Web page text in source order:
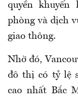
quyền
phòng và dịch
giao thông.
Nhờ đó,
đô thị có tỷ lệ
cao nhất Bắc